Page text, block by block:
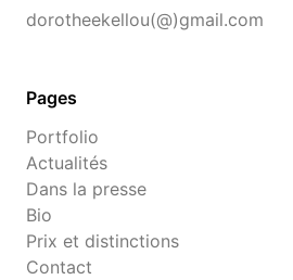
dorotheekellou(@)gmail.com
Pages
Portfolio
Actualités
Dans la presse
Bio
Prix et distinctions
Contact